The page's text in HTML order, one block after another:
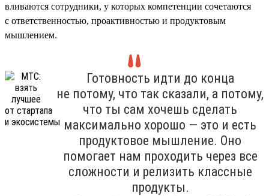
вливаются сотрудники, у которых компетенции сочетаются
с ответственностью, проактивностью и продуктовым
мышлением.
Готовность идти до конца
не потому, что так сказали, а потому,
что ты сам хочешь сделать
максимально хорошо — это и есть
продуктовое мышление. Оно
помогает нам проходить через все
сложности и релизить классные
продукты.